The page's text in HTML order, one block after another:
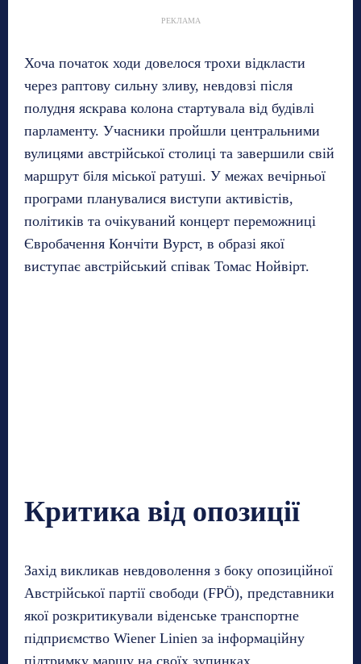
РЕКЛАМА
Хоча початок ходи довелося трохи відкласти
через раптову сильну зливу, невдовзі після
полудня яскрава колона стартувала від будівлі
парламенту. Учасники пройшли центральними
вулицями австрійської столиці та завершили свій
маршрут біля міської ратуші. У межах вечірньої
програми планувалися виступи активістів,
політиків та очікуваний концерт переможниці
Євробачення Кончіти Вурст, в образі якої
виступає австрійський співак Томас Нойвірт.
Критика від опозиції
Захід викликав невдоволення з боку опозиційної
Австрійської партії свободи (FPÖ), представники
якої розкритикували віденське транспортне
підприємство Wiener Linien за інформаційну
підтримку маршу на своїх зупинках.